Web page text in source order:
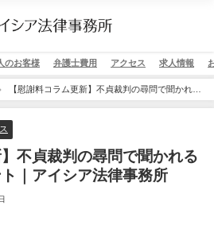
のお客様 弁護士費用 アクセス 求人情報
【慰謝料コラム更新】不貞裁判の尋問で聞かれる
律事務所
】不貞裁判の尋問で聞かれる
｜アイシア法律事務所